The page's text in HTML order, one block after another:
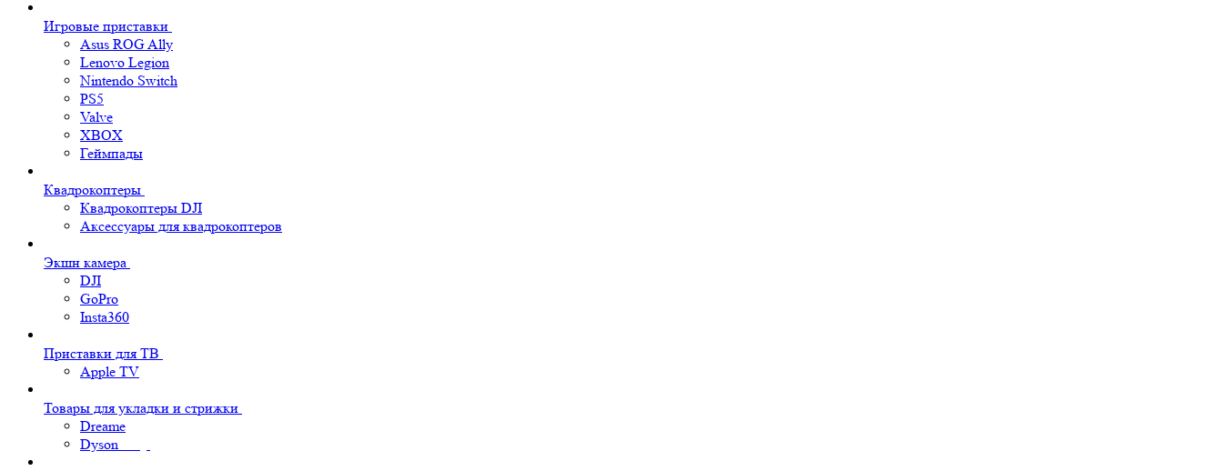
Игровые приставки
Asus ROG Ally
Lenovo Legion
Nintendo Switch
PS5
Valve
XBOX
Геймпады
Квадрокоптеры
Квадрокоптеры DJI
Аксессуары для квадрокоптеров
Экшн камера
DJI
GoPro
Insta360
Приставки для ТВ
Apple TV
Товары для укладки и стрижки
Dreame
Dyson